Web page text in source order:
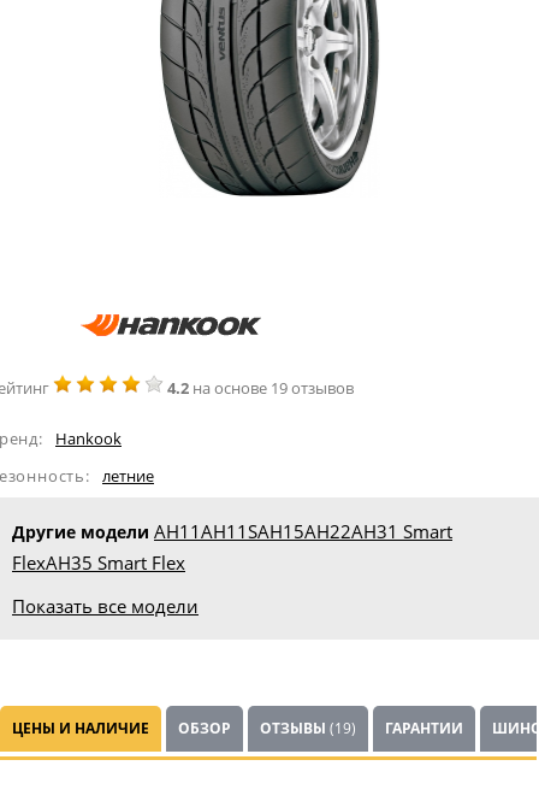
4.2 на основе 19 отзывов
Hankook
летние
Другие модели AH11AH11SAH15AH22AH31 Smart
FlexAH35 Smart Flex
Показать все модели
ЦЕНЫ И НАЛИЧИЕ ОБЗОР ОТЗЫВЫ (19) ГАРАНТИИ